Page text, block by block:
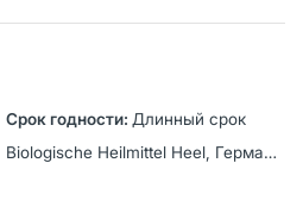
Длинный срок
Biologische Heilmittel Heel, Германия